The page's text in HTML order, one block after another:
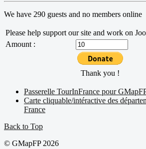
We have 290 guests and no members online
Please help support our site and work on
Amount :
Thank you !
Passerelle TourInFrance pour
Carte cliquable/intéractive des
France
Back to Top
© GMapFP 2026